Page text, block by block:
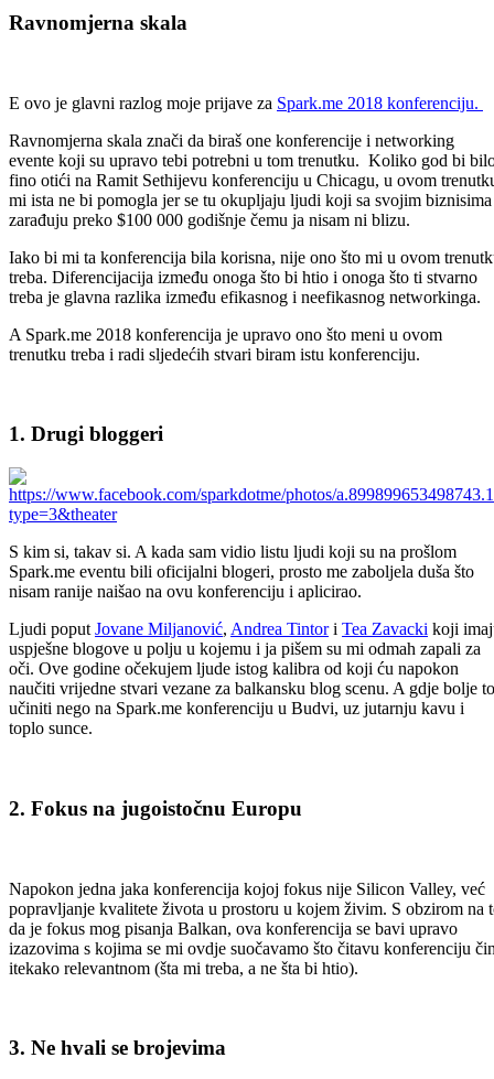
Ravnomjerna skala
E ovo je glavni razlog moje prijave za Spark.me 2018 konferenciju.
Ravnomjerna skala znači da biraš one konferencije i networking
evente koji su upravo tebi potrebni u tom trenutku. Koliko god bi
fino otići na Ramit Sethijevu konferenciju u Chicagu, u ovom
mi ista ne bi pomogla jer se tu okupljaju ljudi koji sa svojim biznisima
zarađuju preko $100 000 godišnje čemu ja nisam ni blizu.
Iako bi mi ta konferencija bila korisna, nije ono što mi u ovom
treba. Diferencijacija između onoga što bi htio i onoga što ti stvarno
treba je glavna razlika između efikasnog i neefikasnog networkinga.
A Spark.me 2018 konferencija je upravo ono što meni u ovom
trenutku treba i radi sljedećih stvari biram istu konferenciju.
1. Drugi bloggeri
S kim si, takav si. A kada sam vidio listu ljudi koji su na prošlom
Spark.me eventu bili oficijalni blogeri, prosto me zaboljela duša što
nisam ranije naišao na ovu konferenciju i aplicirao.
Ljudi poput Jovane Miljanović, Andrea Tintor i Tea Zavacki koji
uspješne blogove u polju u kojemu i ja pišem su mi odmah zapali za
oči. Ove godine očekujem ljude istog kalibra od koji ću napokon
naučiti vrijedne stvari vezane za balkansku blog scenu. A gdje bolje to
učiniti nego na Spark.me konferenciju u Budvi, uz jutarnju kavu i
toplo sunce.
2. Fokus na jugoistočnu Europu
Napokon jedna jaka konferencija kojoj fokus nije Silicon Valley, već
popravljanje kvalitete života u prostoru u kojem živim. S obzirom na
da je fokus mog pisanja Balkan, ova konferencija se bavi upravo
izazovima s kojima se mi ovdje suočavamo što čitavu konferenciju
itekako relevantnom (šta mi treba, a ne šta bi htio).
3. Ne hvali se brojevima